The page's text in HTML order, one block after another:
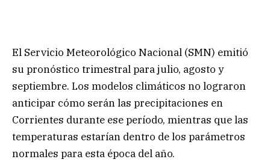
El Servicio Meteorológico Nacional (SMN) emitió
su pronóstico trimestral para julio, agosto y
septiembre. Los modelos climáticos no lograron
anticipar cómo serán las precipitaciones en
Corrientes durante ese período, mientras que las
temperaturas estarían dentro de los parámetros
normales para esta época del año.